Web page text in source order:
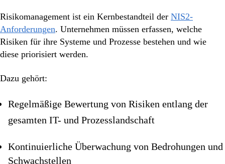
Risikomanagement ist ein Kernbestandteil der NIS2-
Anforderungen. Unternehmen müssen erfassen, welche
Risiken für ihre Systeme und Prozesse bestehen und wie
diese priorisiert werden.
Dazu gehört:
Regelmäßige Bewertung von Risiken entlang der
gesamten IT- und Prozesslandschaft
Kontinuierliche Überwachung von Bedrohungen und
Schwachstellen